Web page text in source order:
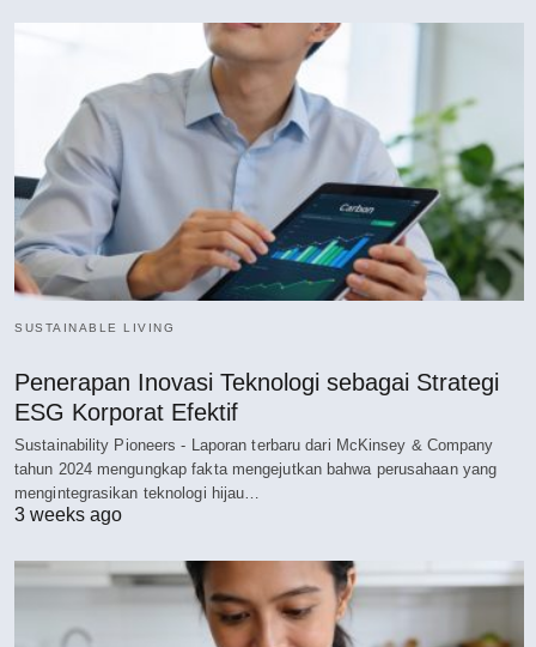
SUSTAINABLE LIVING
Penerapan Inovasi Teknologi sebagai Strategi
ESG Korporat Efektif
Sustainability Pioneers - Laporan terbaru dari McKinsey & Company
tahun 2024 mengungkap fakta mengejutkan bahwa perusahaan yang
mengintegrasikan teknologi hijau…
3 weeks ago